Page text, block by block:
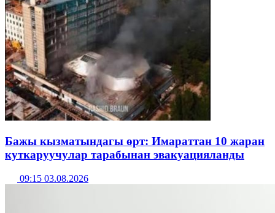
Бажы кызматындагы өрт: Имараттан 10 жаран
куткаруучулар тарабынан эвакуацияланды
09:15 03.08.2026